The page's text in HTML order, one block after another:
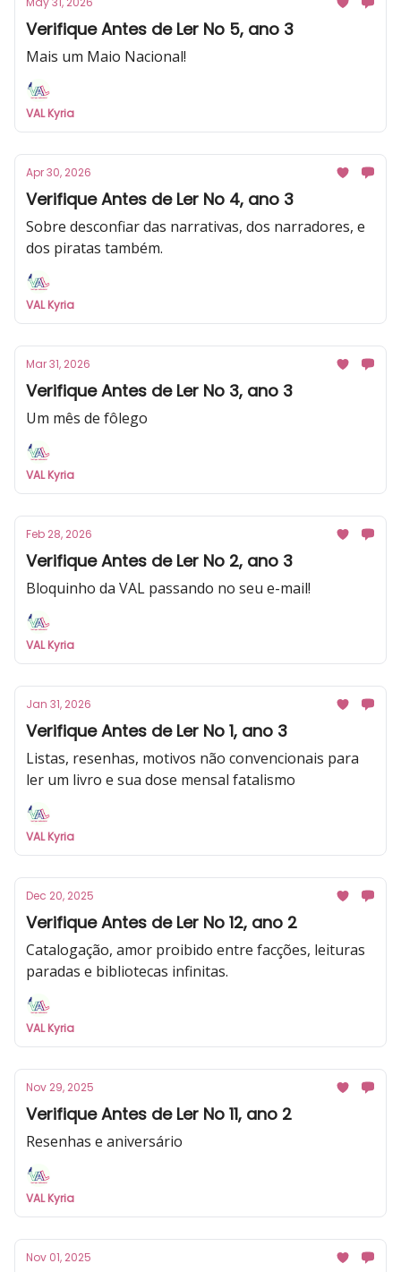
Verifique Antes de Ler No 5, ano 3
Mais um Maio Nacional!
VAL Kyria
Apr 30, 2026
Verifique Antes de Ler No 4, ano 3
Sobre desconfiar das narrativas, dos narradores, e
dos piratas também.
VAL Kyria
Mar 31, 2026
Verifique Antes de Ler No 3, ano 3
Um mês de fôlego
VAL Kyria
Feb 28, 2026
Verifique Antes de Ler No 2, ano 3
Bloquinho da VAL passando no seu e-mail!
VAL Kyria
Jan 31, 2026
Verifique Antes de Ler No 1, ano 3
Listas, resenhas, motivos não convencionais para
ler um livro e sua dose mensal fatalismo
VAL Kyria
Dec 20, 2025
Verifique Antes de Ler No 12, ano 2
Catalogação, amor proibido entre facções, leituras
paradas e bibliotecas infinitas.
VAL Kyria
Nov 29, 2025
Verifique Antes de Ler No 11, ano 2
Resenhas e aniversário
VAL Kyria
Nov 01, 2025